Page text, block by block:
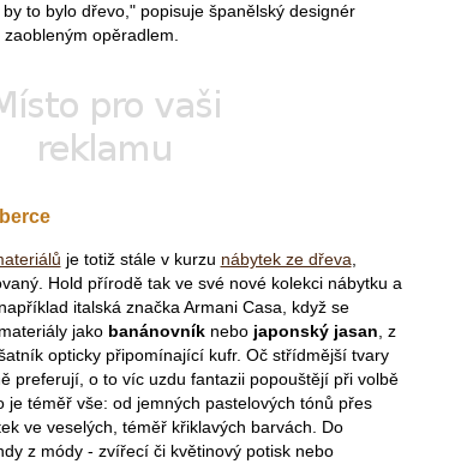
to bylo dřevo," popisuje španělský designér
opěradlem.
je totiž stále v kurzu nábytek ze dřeva,
Hold přírodě tak ve své nové kolekci nábytku a
italská značka Armani Casa, když se
jako banánovníknebo japonský jasan, z
opticky připomínající kufr. Oč střídmější tvary
preferují, o to víc uzdu fantazii popouštějí při volbě
je téměř vše: od jemných pastelových tónů přes
ve veselých, téměř křiklavých barvách. Do
z módy - zvířecí či květinový potisk nebo